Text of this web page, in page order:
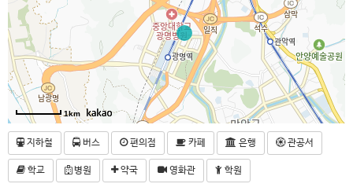
1km
지하철 버스 편의점 카페 은행 관공서
학교 병원 약국 영화관 학원